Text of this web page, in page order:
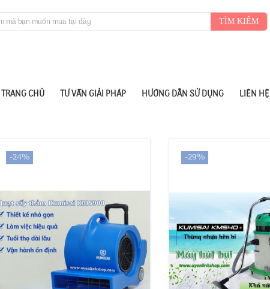
TÌM KIẾM
TRANG CHỦ TƯ VẤN GIẢI PHÁP HƯỚNG DẪN SỬ DỤNG LIÊN HỆ
-24% -29%